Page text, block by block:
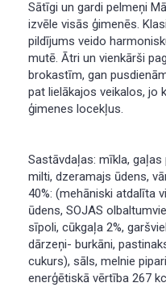
Sātīgi un gardi pelmeņi
izvēle visās ģimenēs.
pildījums veido
mutē. Ātri un vienkārši
brokastīm, gan
pat lielākajos veikalos, jo
ģimenes locekļus.
Sastāvdaļas: mīkla, gaļas
milti, dzeramajs ūdens,
40%: (mehāniski atdalīta
ūdens, SOJAS
sīpoli, cūkgaļa 2%,
dārzeņi- burkāni,
cukurs), sāls, melnie
enerģētiskā vērtība 267